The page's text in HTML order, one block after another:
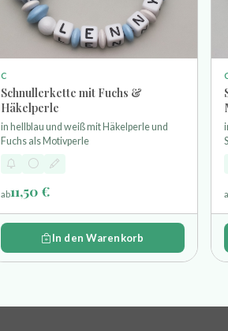
C
Schnullerkette mit Fuchs &
Häkelperle
in hellblau und weiß mit Häkelperle und
Fuchs als Motivperle
ab11,50 €
In den Warenkorb